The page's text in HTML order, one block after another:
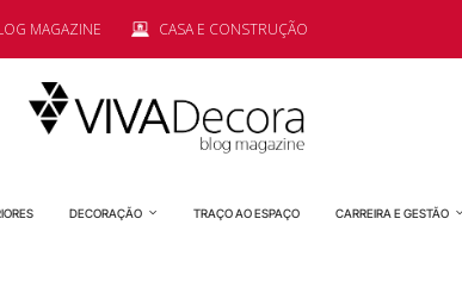
MAGAZINE CASA E CONSTRUÇÃO
DECORAÇÃO TRAÇO AO ESPAÇO CARREIRA E GESTÃO